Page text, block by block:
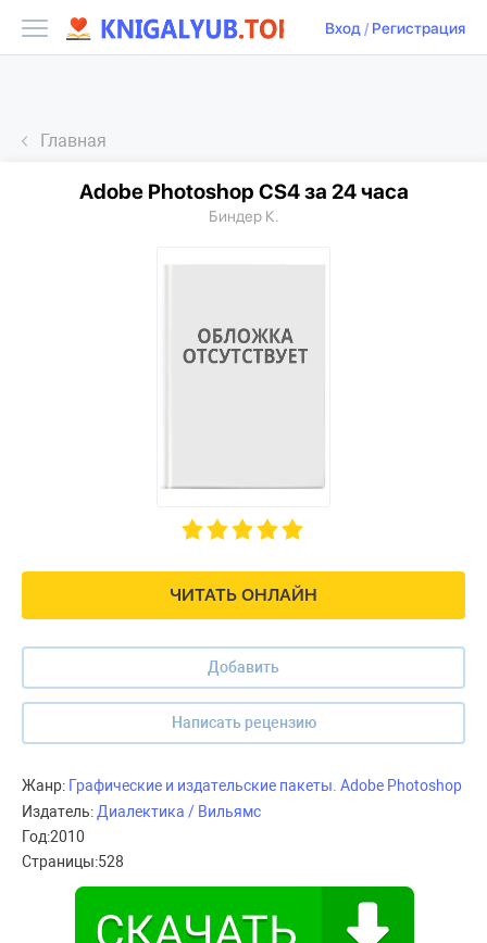
Вход/ Регистрация
Главная
ЧИТАТЬ ОНЛАЙН
Добавить
Написать рецензию
Adobe Photoshop CS4 за 24 часа
Биндер К.
Жанр: Графические и издательские пакеты. Adobe Photoshop
Издатель:Диалектика / Вильямс
Год:2010
Страницы:528